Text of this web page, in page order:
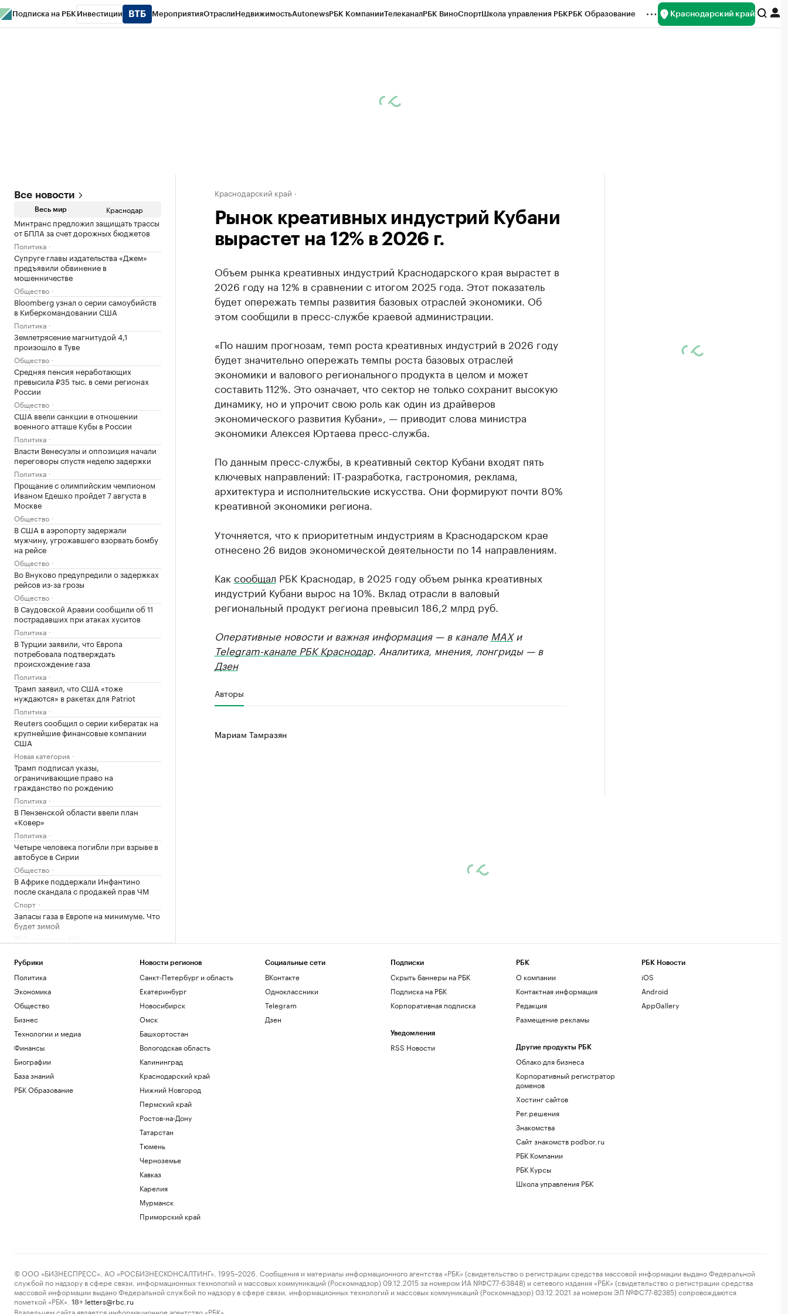
Подписка на РБК Инвестиции МероприятияОтраслиНедвижимостьAutonewsРБК КомпанииТелеканалРБК ВиноСпортШкола управления РБКРБК Образование Краснодарский край
Все новости
Весь мир Краснодар
Минтранс предложил защищать трассы
от БПЛА за счет дорожных бюджетов
Политика
Супруге главы издательства «Джем»
предъявили обвинение в
мошенничестве
Общество
Bloomberg узнал о серии самоубийств
в Киберкомандовании США
Политика
Землетрясение магнитудой 4,1
произошло в Туве
Общество
Средняя пенсия неработающих
превысила ₽35 тыс. в семи регионах
России
Общество
США ввели санкции в отношении
военного атташе Кубы в России
Политика
Власти Венесуэлы и оппозиция начали
переговоры спустя неделю задержки
Политика
Прощание с олимпийским чемпионом
Иваном Едешко пройдет 7 августа в
Москве
Общество
В США в аэропорту задержали
мужчину, угрожавшего взорвать бомбу
на рейсе
Общество
Во Внуково предупредили о задержках
рейсов из-за грозы
Общество
В Саудовской Аравии сообщили об 11
пострадавших при атаках хуситов
Политика
В Турции заявили, что Европа
потребовала подтверждать
происхождение газа
Политика
Трамп заявил, что США «тоже
нуждаются» в ракетах для Patriot
Политика
Reuters сообщил о серии кибератак на
крупнейшие финансовые компании
США
Новая категория
Трамп подписал указы,
ограничивающие право на
гражданство по рождению
Политика
В Пензенской области ввели план
«Ковер»
Политика
Четыре человека погибли при взрыве в
автобусе в Сирии
Общество
В Африке поддержали Инфантино
после скандала с продажей прав ЧМ
Спорт
Запасы газа в Европе на минимуме. Что
будет зимой
по «делу брокеров» о хищении ₽7 млрд
Финансы
Краснодарский край
Рынок креативных индустрий Кубани
вырастет на 12% в 2026 г.
Объем рынка креативных индустрий Краснодарского края вырастет в
2026 году на 12% в сравнении с итогом 2025 года. Этот показатель
будет опережать темпы развития базовых отраслей экономики. Об
этом сообщили в пресс-службе краевой администрации.
«По нашим прогнозам, темп роста креативных индустрий в 2026 году
будет значительно опережать темпы роста базовых отраслей
экономики и валового регионального продукта в целом и может
составить 112%. Это означает, что сектор не только сохранит высокую
динамику, но и упрочит свою роль как один из драйверов
экономического развития Кубани», — приводит слова министра
экономики Алексея Юртаева пресс-служба.
По данным пресс-службы, в креативный сектор Кубани входят пять
ключевых направлений: IT-разработка, гастрономия, реклама,
архитектура и исполнительские искусства. Они формируют почти 80%
креативной экономики региона.
Уточняется, что к приоритетным индустриям в Краснодарском крае
отнесено 26 видов экономической деятельности по 14 направлениям.
Как сообщал РБК Краснодар, в 2025 году объем рынка креативных
индустрий Кубани вырос на 10%. Вклад отрасли в валовый
региональный продукт региона превысил 186,2 млрд руб.
Оперативные новости и важная информация — в канале MAXи
Telegram-канале РБК Краснодар. Аналитика, мнения, лонгриды — в
Дзен
Авторы
Мариам Тамразян
Рубрики
Политика
Экономика
Общество
Бизнес
Технологии и медиа
Финансы
Биографии
База знаний
РБК Образование
Новости регионов
Санкт-Петербург и область
Екатеринбург
Новосибирск
Омск
Башкортостан
Вологодская область
Калининград
Краснодарский край
Нижний Новгород
Пермский край
Ростов-на-Дону
Татарстан
Тюмень
Черноземье
Кавказ
Карелия
Мурманск
Приморский край
Социальные сети
ВКонтакте
Одноклассники
Telegram
Дзен
Подписки
Скрыть баннеры на РБК
Подписка на РБК
Корпоративная подписка
Уведомления
RSS Новости
РБК
О компании
Контактная информация
Редакция
Размещение рекламы
Другие продукты РБК
Облако для бизнеса
Корпоративный регистратор
доменов
Хостинг сайтов
Рег.решения
Знакомства
Сайт знакомств podbor.ru
РБК Компании
РБК Курсы
Школа управления РБК
РБК Новости
iOS
Android
AppGallery
© ООО «БИЗНЕСПРЕСС», АО «РОСБИЗНЕСКОНСАЛТИНГ», 1995–2026. Сообщения и материалы информационного агентства «РБК» (свидетельство о регистрации средства массовой информации выдано Федеральной
службой по надзору в сфере связи, информационных технологий и массовых коммуникаций (Роскомнадзор) 09.12.2015 за номером ИА №ФС77-63848) и сетевого издания «РБК» (свидетельство о регистрации средства
массовой информации выдано Федеральной службой по надзору в сфере связи, информационных технологий и массовых коммуникаций (Роскомнадзор) 03.12.2021 за номером ЭЛ №ФС77-82385) сопровождаются
пометкой «РБК».
18+ letters@rbc.ru
Владельцем сайта является информационное агентство «РБК».